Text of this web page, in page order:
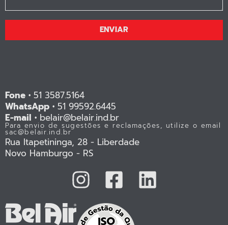
ENVIAR
Fone • 51 3587.5164
WhatsApp • 51 99592.6445
E-mail • belair@belair.ind.br
Para envio de sugestões e reclamações, utilize o email
sac@belair.ind.br
Rua Itapetininga, 28 - Liberdade
Novo Hamburgo - RS